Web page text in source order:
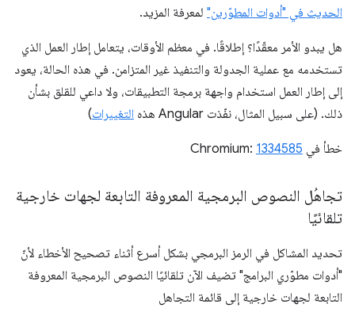
الحديث في "أدوات المطوّرين" لمعرفة المزيد.
هل يبدو الأمر معقّدًا؟ إطلاقًا. في معظم الأوقات، يتعامل إطار العمل الذي
تستخدمه مع عملية الجدولة والتنفيذ غير المتزامن. في هذه الحالة، يعود
إلى إطار العمل استخدام واجهة برمجة التطبيقات، ولا داعي للقلق بشأن
ذلك. (على سبيل المثال، نفّذت Angular هذه
التغييرات)
خطأ في Chromium: 1334585
تجاهُل النصوص البرمجية المعروفة التابعة لجهات خارجية
تلقائيًا
تحديد المشاكل في الرمز البرمجي بشكل أسرع أثناء تصحيح الأخطاء لأنّ
"أدوات مطوّري البرامج" تضيف الآن تلقائيًا النصوص البرمجية المعروفة
التابعة لجهات خارجية إلى قائمة التجاهل